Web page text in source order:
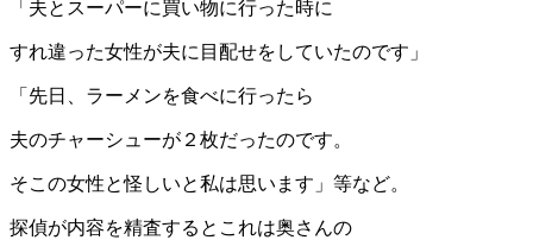
「夫とスーパーに買い物に行った時に
すれ違った女性が夫に目配せをしていたのです」
「先日、ラーメンを食べに行ったら
夫のチャーシューが２枚だったのです。
そこの女性と怪しいと私は思います」等など。
探偵が内容を精査するとこれは奥さんの